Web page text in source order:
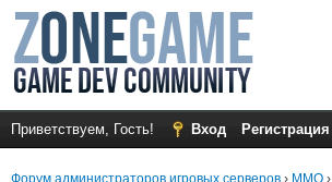
Приветствуем, Гость! Вход Регистрация
Форум администраторов игровых серверов › MMO ›